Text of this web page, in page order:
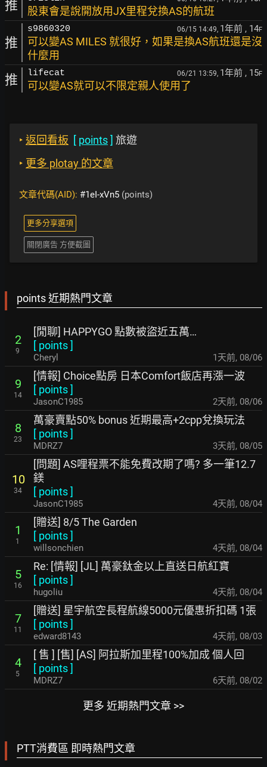
推 股東會是說開放用JX里程兌換AS的航班
推
s9860320 06/15 14:49, 1年前 , 14F
可以變AS MILES 就很好，如果是換AS航班還是沒
什麼用
推 lifecat 06/21 13:59, 1年前 , 15F
可以變AS就可以不限定親人使用了
‣ 返回看板 [ points] 旅遊
‣ 更多 plotay 的文章
文章代碼(AID): #1eI-xVn5 (points)
更多分享選項
關閉廣告 方便截圖
points 近期熱門文章
2
9
[閒聊] HAPPYGO 點數被盜近五萬…
[ points]
Cheryl 1天前, 08/06
9
14
[情報] Choice點房 日本Comfort飯店再漲一波
[ points]
JasonC1985 2天前, 08/06
8
23
萬豪賣點50% bonus 近期最高+2cpp兌換玩法
[ points]
MDRZ7 3天前, 08/05
10
34
[問題] AS哩程票不能免費改期了嗎? 多一筆12.7
鎂
[ points]
JasonC1985 4天前, 08/04
1
1
[贈送] 8/5 The Garden
[ points]
willsonchien 4天前, 08/04
5
16
Re: [情報] [JL] 萬豪鈦金以上直送日航紅寶
[ points]
hugoliu 4天前, 08/04
7
11
[贈送] 星宇航空長程航線5000元優惠折扣碼 1張
[ points]
edward8143 4天前, 08/03
4
5
[ 售 ] [售] [AS] 阿拉斯加里程100%加成 個人回
[ points]
MDRZ7 6天前, 08/02
更多 近期熱門文章 >>
PTT消費區 即時熱門文章